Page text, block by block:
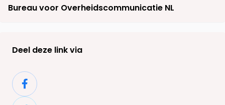
Bureau voor Overheidscommunicatie NL
Deel deze link via